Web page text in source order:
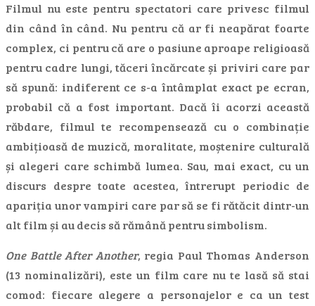
Filmul nu este pentru spectatori care privesc filmul
din când în când. Nu pentru că ar fi neapărat foarte
complex, ci pentru că are o pasiune aproape religioasă
pentru cadre lungi, tăceri încărcate și priviri care par
să spună: indiferent ce s-a întâmplat exact pe ecran,
probabil că a fost important. Dacă îi acorzi această
răbdare, filmul te recompensează cu o combinație
ambițioasă de muzică, moralitate, moștenire culturală
și alegeri care schimbă lumea. Sau, mai exact, cu un
discurs despre toate acestea, întrerupt periodic de
apariția unor vampiri care par să se fi rătăcit dintr-un
alt film și au decis să rămână pentru simbolism.
One Battle After Another, regia Paul Thomas Anderson
(13 nominalizări), este un film care nu te lasă să stai
comod: fiecare alegere a personajelor e ca un test